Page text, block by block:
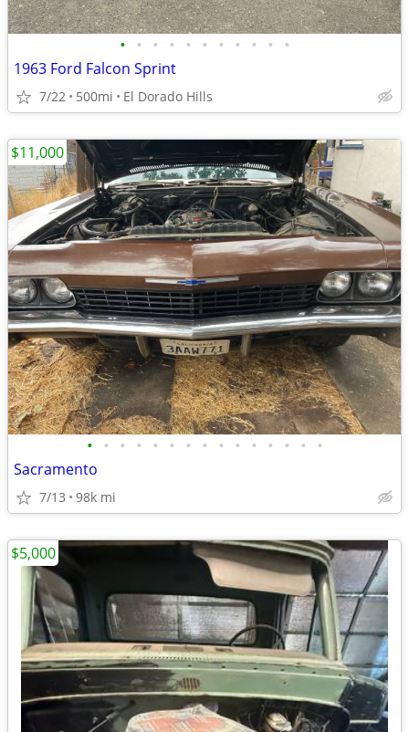
• • • • • • • • • • •
1963 Ford Falcon Sprint
7/22 500mi El Dorado Hills
• • • • • • • • • • • • • • •
Sacramento
7/13 98k mi
$11,000
$5,000